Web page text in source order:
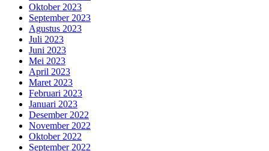
Oktober 2023
September 2023
Agustus 2023
Juli 2023
Juni 2023
Mei 2023
April 2023
Maret 2023
Februari 2023
Januari 2023
Desember 2022
November 2022
Oktober 2022
September 2022